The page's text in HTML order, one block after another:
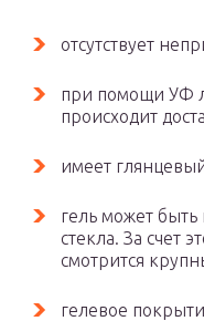
отсутствует
при помощи УФ
происходит
имеет
гель может
стекла. За счет
смотрится
гелевое